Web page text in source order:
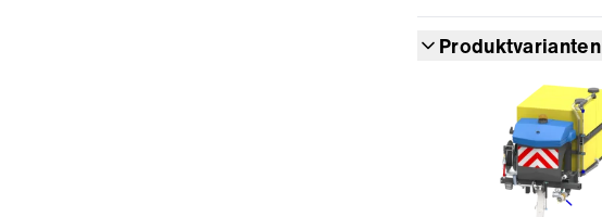
Produktvarianten